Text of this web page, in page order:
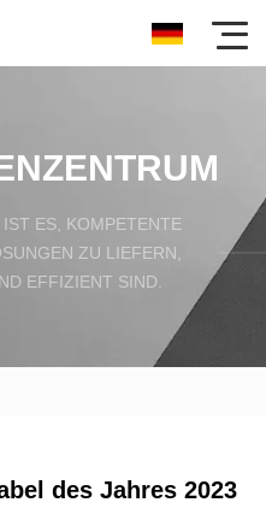
ES, KOMPETENTE
ZU LIEFERN,
EFFIZIENT SIND.
des Jahres 2023